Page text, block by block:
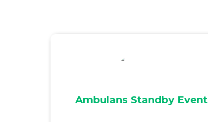
Ambulans Standby Event
tenaga medis profesional untuk mendukung
keamanan dan kesiapan medis dalam berbagai